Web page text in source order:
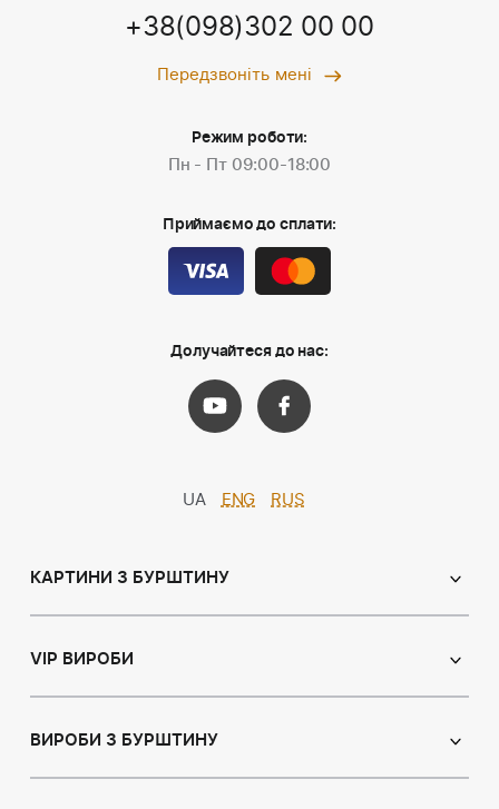
+38(098)302 00 00
Передзвоніть мені
Режим роботи:
Пн - Пт 09:00-18:00
Приймаємо до сплати:
Долучайтеся до нас:
UA ENG RUS
КАРТИНИ З БУРШТИНУ
Іменні ікони
VIP ВИРОБИ
Ікони з пластин
ВИРОБИ З БУРШТИНУ